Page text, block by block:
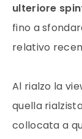
ulteriore
fino a
relativo
Al rialzo la
quella
collocata a